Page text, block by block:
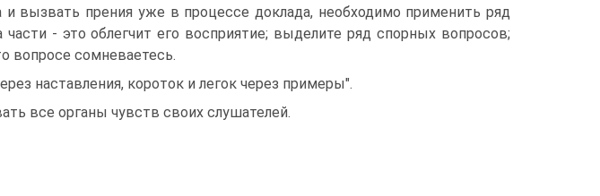
вызвать прения уже в процессе доклада, необходимо применить ряд
- это облегчит его восприятие; выделите ряд спорных вопросов;
вопросе сомневаетесь.
наставления, короток и легок через примеры".
все органы чувств своих слушателей.